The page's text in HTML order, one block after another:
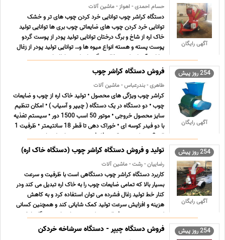
آگهی رایگان
حسام احمدی - اهواز - ماشین آلات
دستگاه کراشر چوب توانایی خرد کردن چوب های تر و خشک
توانایی خرد کردن چوب های ضایعاتی چوب بری ها توانایی تولید
خاک اره از شاخ و برگ درختان توانایی تولید پودر از پوست گردو
پوست پسته و هسته انواع میوه ها و… توانایی تولید پودر از زغال
توانایی آسیاب کردن زغال سنگ برای کسب اطلاعات بیشت ... ...
254 روز پیش
آگهی رایگان
فروش دستگاه کراشر چوب
طاهری - بندرعباس - ماشین آلات
کراشر چوب ویژگی های محصول • تولید خاک اره از چوب و ضایعات
چوب • دو دستگاه در یک دستگاه ( چیپر و آسیاب ) • امکان تنظیم
سایز محصول خروجی • موتور 50 اسب 1500 دور • سیستم تغذیه
با دو فیدر کوسه ای • خوراک دهی تا قطر 18 سانتیمتر • ظرفیت 1
الی 2 مترمکعب • برق سه فاز فروش بدون واسطه و ا ... ...
254 روز پیش
آگهی رایگان
تولید و فروش دستگاه کراشر چوب (دستگاه خاک اره)
رضاییان - رشت - ماشین آلات
کاربرد دستگاه کراشر چوب دستگاهی است با ظرفیت و سرعت
بسیار بالا که تمامی ضایعات چوب را به خاک اره تبدیل می کند ودر
کنار خط تولید زغال فشرده می توان استفاده کرد و به کاهش
هزینه و افزایش سرعت تولید کمک شایانی کند و همچنین کسانی
که در صنعت چوب فعالیت میکنند می توانند این دستگاه را خ ...
...
254 روز پیش فروش دستگاه چیپر - دستگاه سرشاخه خردکن